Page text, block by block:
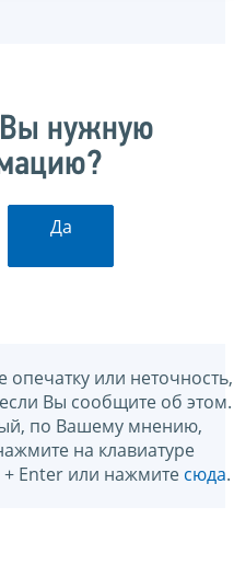
нужную
Да
опечатку или неточность,
Вы сообщите об этом.
по Вашему мнению,
на клавиатуре
Enter или нажмите сюда.